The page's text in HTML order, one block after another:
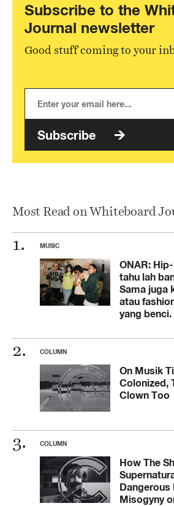
Subscribe to the
Journal newsletter
Good stuff coming to your
Subscribe
Most Read on Whiteboard
MUSIC
ONAR:
tahu lah
Sama juga
atau
yang benci.
COLUMN
On Musik
Colonized,
Clown Too
COLUMN
How The
Dangerous
Misogyny